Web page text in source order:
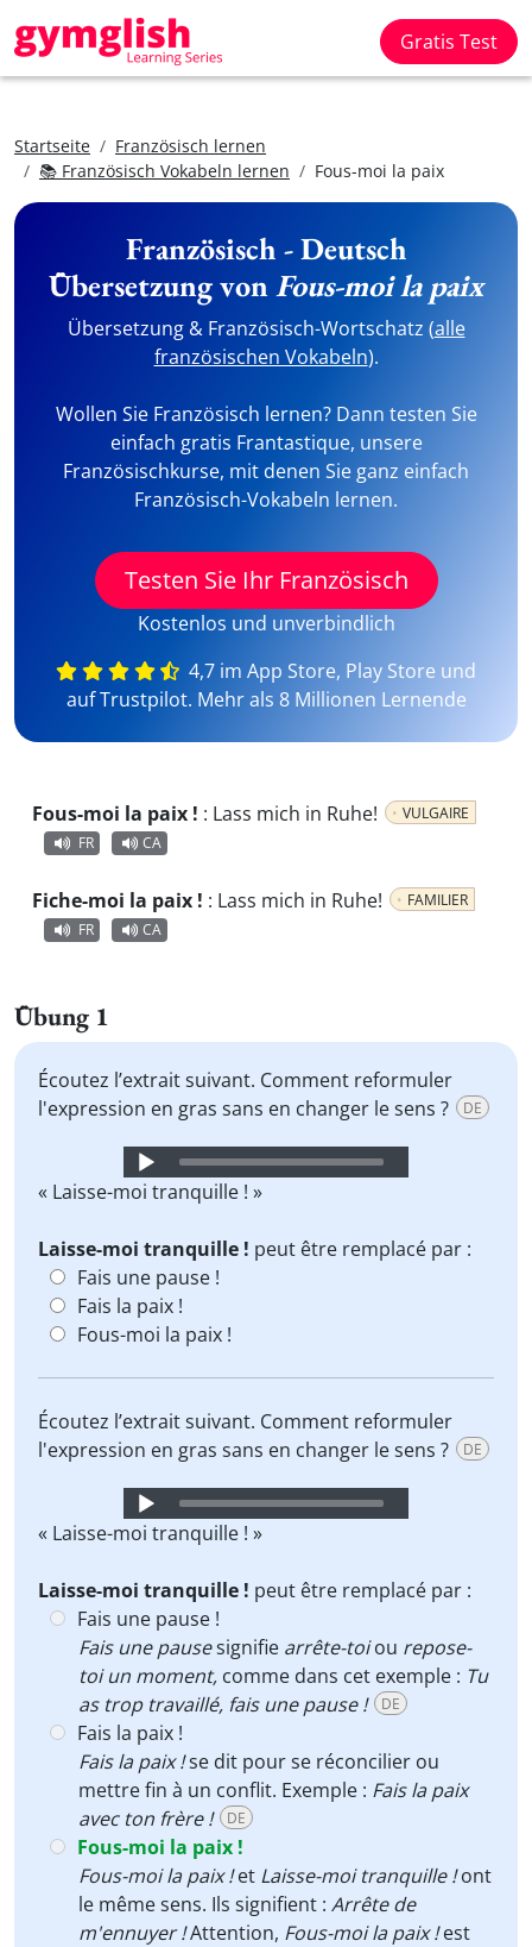
Gratis Test
Startseite
Französisch lernen
📚 Französisch Vokabeln lernen
Fous-moi la paix
Französisch - Deutsch
Übersetzung vonFous-moi la paix
Übersetzung & Französisch-Wortschatz (alle
französischen Vokabeln).
Wollen Sie Französisch lernen? Dann testen Sie
einfach gratis Frantastique, unsere
Französischkurse, mit denen Sie ganz einfach
Französisch-Vokabeln lernen.
Testen Sie Ihr Französisch
Kostenlos und unverbindlich
4,7 im App Store, Play Store und
auf Trustpilot. Mehr als 8 Millionen Lernende
Fous-moi la paix ! : Lass mich in Ruhe!
VULGAIRE
FR
CA
Fiche-moi la paix ! : Lass mich in Ruhe!
FAMILIER
FR
CA
Übung 1
Écoutez l’extrait suivant. Comment reformuler
l'expression en gras sans en changer le sens ?
DE
Audio
Player
« Laisse-moi tranquille ! »
Laisse-moi tranquille ! peut être remplacé par :
Fais une pause !
Fais la paix !
Fous-moi la paix !
Écoutez l’extrait suivant. Comment reformuler
l'expression en gras sans en changer le sens ?
DE
Audio
Player
« Laisse-moi tranquille ! »
Laisse-moi tranquille ! peut être remplacé par :
Fais une pause !
Fais une pausesignifie arrête-toiou repose-
toi un moment, comme dans cet exemple : Tu
as trop travaillé, fais une pause !
DE
Fais la paix !
Fais la paix !se dit pour se réconcilier ou
mettre fin à un conflit. Exemple : Fais la paix
avec ton frère !
DE
Fous-moi la paix !
Fous-moi la paix !et Laisse-moi tranquille !ont
le même sens. Ils signifient : Arrête de
m'ennuyer !Attention, Fous-moi la paix !est